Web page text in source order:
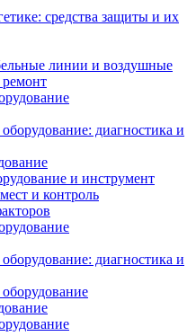
средства защиты и их
линии и воздушные
диагностика и
и инструмент
и контроль
диагностика и